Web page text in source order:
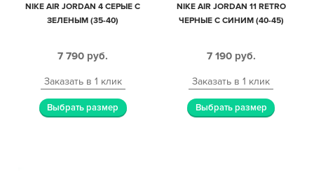
NIKE AIR JORDAN 4 СЕРЫЕ С
ЗЕЛЕНЫМ (35-40)
7 790 руб.
Заказать в 1 клик
Выбрать размер
NIKE AIR JORDAN 11 RETRO
ЧЕРНЫЕ С СИНИМ (40-45)
7 190 руб.
Заказать в 1 клик
Выбрать размер